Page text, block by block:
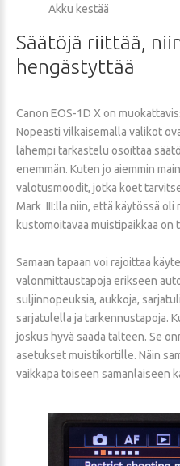
Akku kestää
Säätöjä riittää,
hengästyttää
Canon EOS-1D X on
Nopeasti vilkaisemalla valikot
lähempi tarkastelu osoittaa
enemmän. Kuten jo aiemmin
valotusmoodit, jotka koet
Mark III:lla niin, että käytössä oli
kustomoitavaa muistipaikkaa on
Samaan tapaan voi rajoittaa
valonmittaustapoja erikseen
suljinnopeuksia, aukkoja,
sarjatulella ja tarkennustapoja.
joskus hyvä saada talteen. Se
asetukset muistikortille. Näin
vaikkapa toiseen samanlaiseen